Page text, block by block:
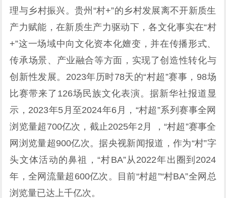
理与乡村振兴。贵州“村+”的乡村发展离不开新质生
产力赋能，在新质生产力驱动下，各文化事实在“村
+”这一场域中向文化资本化嬗变，并在传播形式、
传承场景、产业融合等方面，实现了创造性转化与
创新性发展。2023年历时78天的“村超”赛事，98场
比赛带来了126场民族文化表演。据新华社报道显
示，2023年5月至2024年6月，“村超”系列赛事全网
浏览量超700亿次，截止2025年2月 ，“村超”赛事全
网浏览量超900亿次。据央视新闻报道，作为“村”字
头文体活动的鼻祖，“村BA”从2022年出圈到2024
年，全网流量超600亿次。目前“村超”“村BA”全网总
浏览量已达上千亿次。